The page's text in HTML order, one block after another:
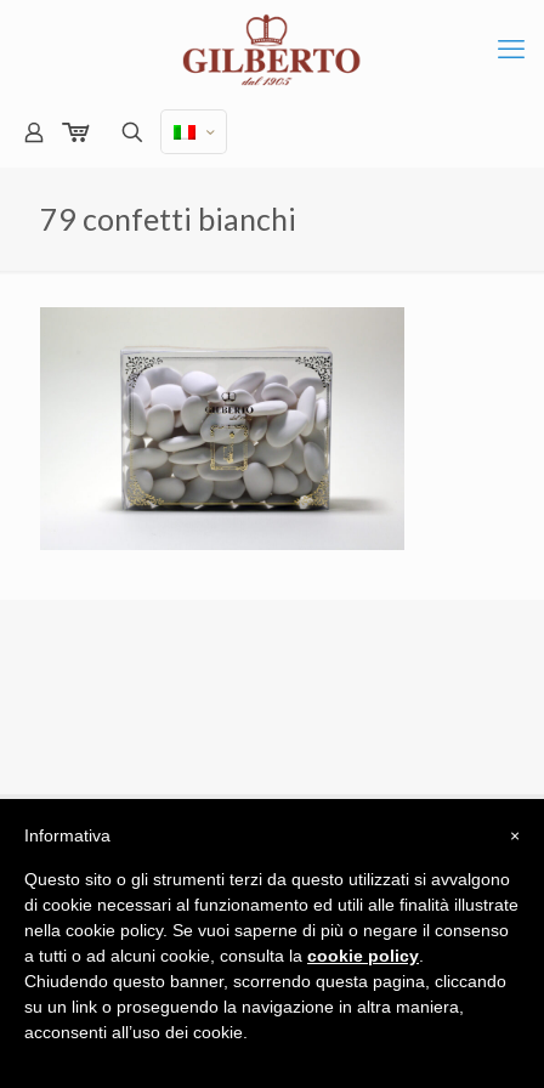
79 confetti bianchi
© 2019 Drogheria Gilberto. All Rights Reserved. Powered
Comunicatori su Misura srl
Termini e Condizioni di Vendita - Terms and Conditions
ITA:
ENG:
×
Informativa
Questo sito o gli strumenti terzi da questo utilizzati si avvalgono
di cookie necessari al funzionamento ed utili alle finalità illustrate
nella cookie policy. Se vuoi saperne di più o negare il consenso
a tutti o ad alcuni cookie, consulta la cookie policy
Chiudendo questo banner, scorrendo questa pagina, cliccando
su un link o proseguendo la navigazione in altra maniera,
acconsenti all’uso dei cookie.